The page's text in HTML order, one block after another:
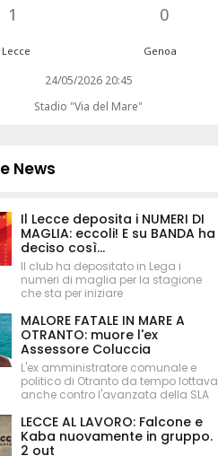
1 0
Lecce Genoa
24/05/2026 20:45
Stadio "Via del Mare"
News
Il Lecce deposita i NUMERI DI
MAGLIA: eccoli! E su BANDA ha
deciso così...
Il club ha depositato in Lega i
numeri di maglia per la stagione
che sta per iniziare
MALORE FATALE IN MARE A
OTRANTO: muore l'ex
Assessore Coluccia
L'ex amministratore comunale e
politico di Otranto da tempo lottava
anche contro l'avanzata della SLA
LECCE AL LAVORO: Falcone e
Kaba nuovamente in gruppo.
2 out